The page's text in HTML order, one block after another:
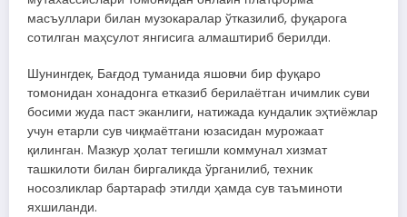
масъуллари билан музокаралар ўтказилиб, фуқарога
сотилган маҳсулот янгисига алмаштириб берилди.
Шунингдек, Бағдод туманида яшовчи бир фуқаро
томонидан хонадонга етказиб берилаётган ичимлик суви
босими жуда паст эканлиги, натижада кундалик эҳтиёжлар
учун етарли сув чиқмаётгани юзасидан мурожаат
қилинган. Мазкур ҳолат тегишли коммунал хизмат
ташкилоти билан биргаликда ўрганилиб, техник
носозликлар бартараф этилди ҳамда сув таъминоти
яхшиланди.